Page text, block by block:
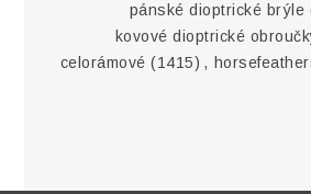
pánské dioptrické brýle
kovové dioptrické
celorámové (1415) ,